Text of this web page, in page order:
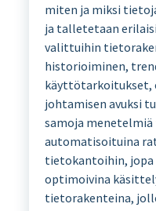
miten ja miksi
ja talletetaan
valittuihin
historioiminen,
käyttötarkoitukset,
johtamisen avuksi
samoja
automatisoituina
tietokantoihin, jopa
optimoivina
tietorakenteina,